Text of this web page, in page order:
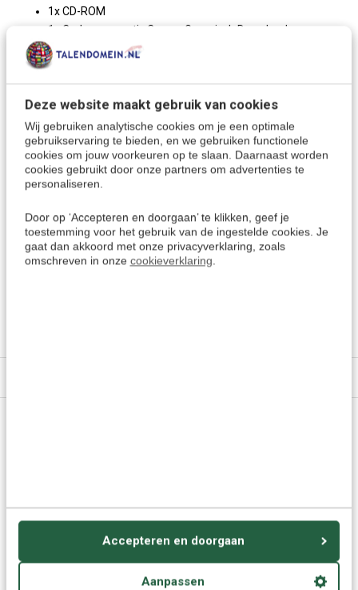
Deze website maakt gebruik van cookies
Wij gebruiken analytische cookies om je een optimale
gebruikservaring te bieden, en we gebruiken functionele
cookies om jouw voorkeuren op te slaan. Daarnaast worden
cookies gebruikt door onze partners om advertenties te
personaliseren.
Door op ‘Accepteren en doorgaan’ te klikken, geef je
toestemming voor het gebruik van de ingestelde cookies. Je
gaat dan akkoord met onze privacyverklaring, zoals
omschreven in onze cookieverklaring.
Accepteren en doorgaan
Aanpassen
1x CD-ROM
1x Code voor gratis Cursus Georgisch Download
1x Language map
De Georgische taal
Met deze taalcursus leer je het Georgisch, ook wel
KartveliaansofKartuligenoemd. De Georgische taal wordt
voornamelijk gesproken in Georgiëen ook in Rusland,
Oekraïne, Turkije, Azerbeidzjan en Iran. Georgië is een land
van natuurlijke schoonheid, dat grenst aan de bergketen
Griekse mythologie in stand houden.
nodig?
Offerte aanvragen